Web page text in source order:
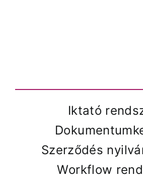
Iktató
Szerződés
Workflow